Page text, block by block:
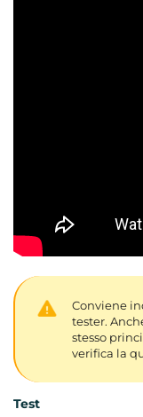
Conviene
tester.
stesso
verifica la
Test